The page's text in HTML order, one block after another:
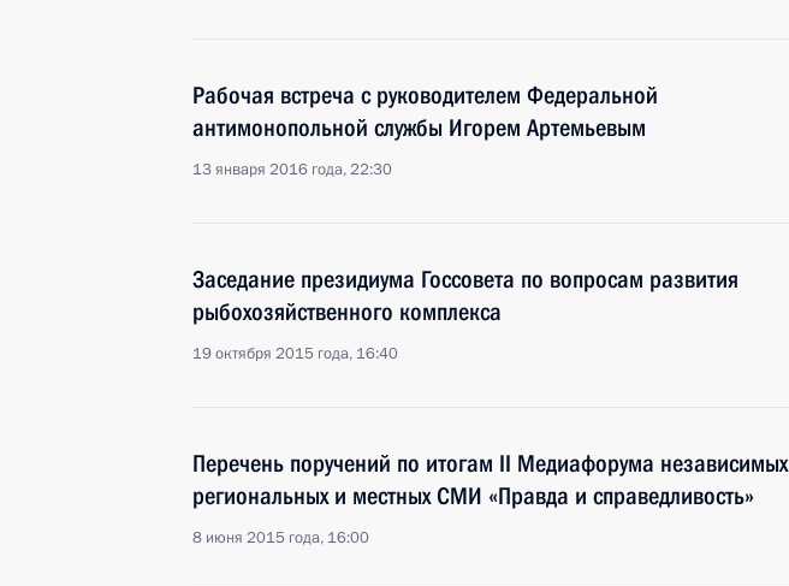
Рабочая встреча с руководителем Федеральной
антимонопольной службы Игорем Артемьевым
13 января 2016 года, 22:30
Заседание президиума Госсовета по вопросам развития
рыбохозяйственного комплекса
19 октября 2015 года, 16:40
Перечень поручений по итогам II Медиафорума независимых
региональных и местных СМИ «Правда и справедливость»
8 июня 2015 года, 16:00